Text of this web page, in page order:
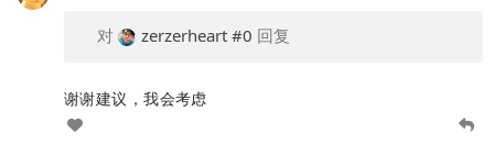
对 zerzerheart #0 回复
谢谢建议，我会考虑